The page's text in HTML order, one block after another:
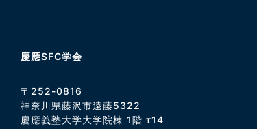
慶應SFC学会
〒252-0816
神奈川県藤沢市遠藤5322
慶應義塾大学大学院棟 1階 τ14